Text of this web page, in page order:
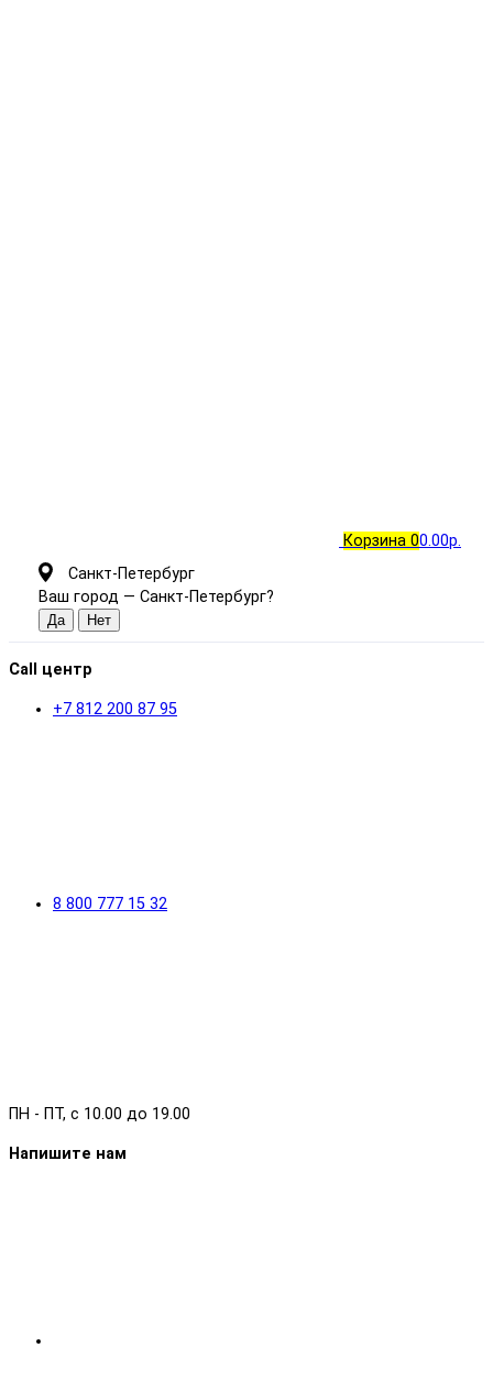
Корзина 00.00р.
Санкт-Петербург
Ваш город — Санкт-Петербург?
Call центр
+7 812 200 87 95
8 800 777 15 32
ПН - ПТ, с 10.00 до 19.00
Напишите нам